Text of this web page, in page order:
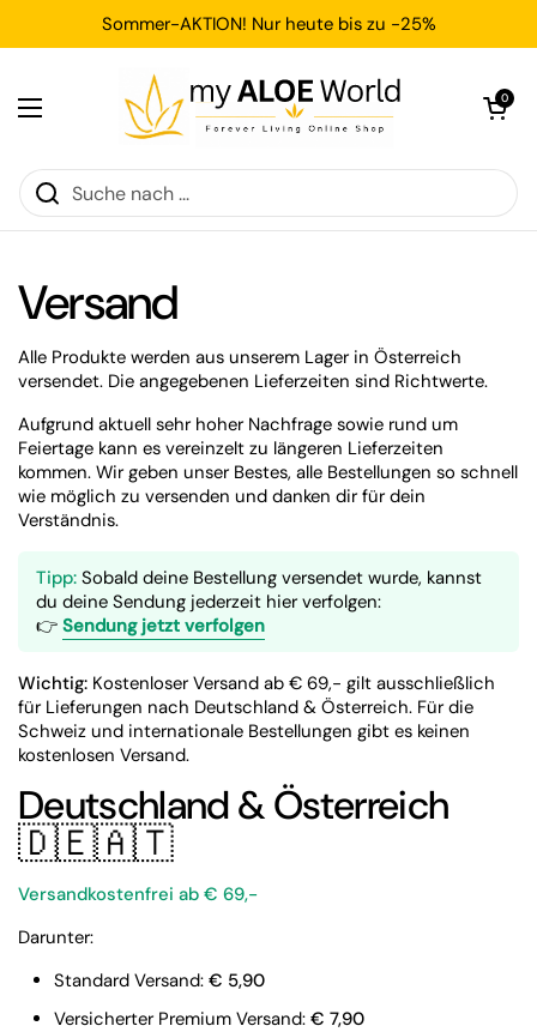
Zum Inhalt springenSommer-AKTION! Nur heute bis zu -25%
Menü öffnen
Warenkorb
0
Versand
Alle Produkte werden aus unserem Lager in Österreich
versendet. Die angegebenen Lieferzeiten sind Richtwerte.
Aufgrund aktuell sehr hoher Nachfrage sowie rund um
Feiertage kann es vereinzelt zu längeren Lieferzeiten
kommen. Wir geben unser Bestes, alle Bestellungen so schnell
wie möglich zu versenden und danken dir für dein
Verständnis.
Tipp: Sobald deine Bestellung versendet wurde, kannst
du deine Sendung jederzeit hier verfolgen:
👉 Sendung jetzt verfolgen
Wichtig: Kostenloser Versand ab € 69,- gilt ausschließlich
für Lieferungen nach Deutschland & Österreich. Für die
Schweiz und internationale Bestellungen gibt es keinen
kostenlosen Versand.
Deutschland & Österreich
🇩🇪🇦🇹
Versandkostenfrei ab € 69,-
Darunter:
Standard Versand: € 5,90
Versicherter Premium Versand: € 7,90